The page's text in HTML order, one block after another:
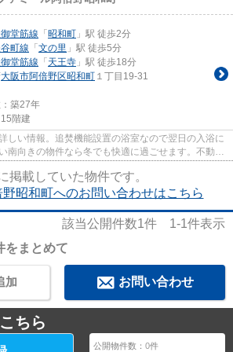
堂筋線 「 昭和町 」駅 徒歩2分
町線 「 文の里 」駅 徒歩5分
堂筋線 「 天王寺 」駅 徒歩18分
大阪市阿倍野区昭和町 １丁目19-31
築27年
階建
しい情報。追焚機能設置の浴室なので翌日の入浴に
南向きの物件なら冬でも快適に過ごせます。不動産
掲載していた物件です。
昭和町へのお問い合わせはこちら
該当公開件数1件 1-1件表示
をまとめて
お問い合わせ
加
ちら
公開物件数：0件